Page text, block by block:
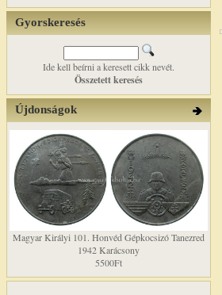
Gyorskeresés
Ide kell beírni a keresett cikk nevét.
Összetett keresés
Újdonságok
Magyar Királyi 101. Honvéd Gépkocsizó Tanezred
1942 Karácsony
5500Ft